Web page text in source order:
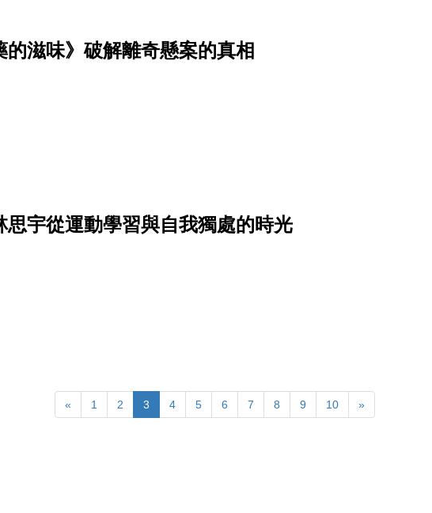
滋味》破解離奇懸案的真相
宇從運動學習與自我獨處的時光
« 1 2 3 4 5 6 7 8 9 10 »